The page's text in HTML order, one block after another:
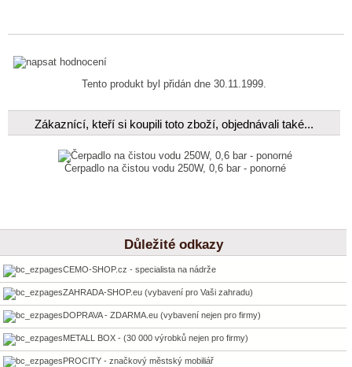
Tento produkt byl přidán dne 30.11.1999.
Zákaznící, kteří si koupili toto zboží, objednávali také...
Čerpadlo na čistou vodu 250W, 0,6 bar - ponorné
Důležité odkazy
CEMO-SHOP.cz - specialista na nádrže
ZAHRADA-SHOP.eu (vybavení pro Vaši zahradu)
DOPRAVA - ZDARMA.eu (vybavení nejen pro firmy)
METALL BOX - (30 000 výrobků nejen pro firmy)
PROCITY - značkový městský mobiliář